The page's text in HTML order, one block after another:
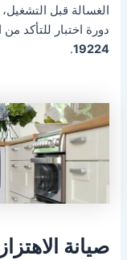
الغسالة قبل التشغيل،
دورة اختبار للتأكد
19224
.
صيانة